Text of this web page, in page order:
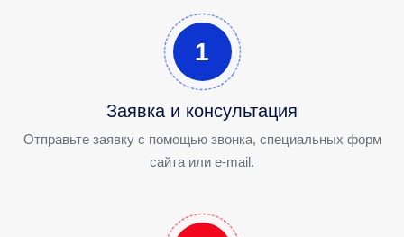
1
Заявка и консультация
Отправьте заявку с помощью звонка, специальных форм
сайта или e-mail.